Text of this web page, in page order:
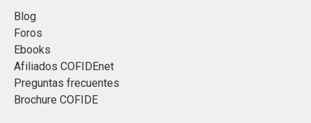
Blog
Foros
Ebooks
Afiliados COFIDEnet
Preguntas frecuentes
Brochure COFIDE